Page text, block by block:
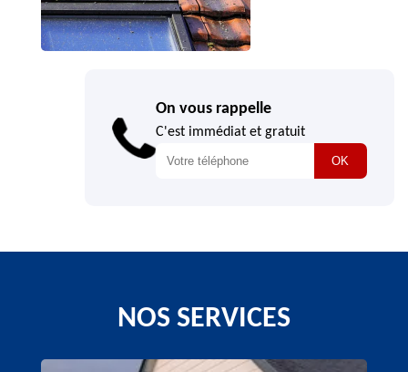
On vous rappelle
C'est immédiat et gratuit
NOS SERVICES